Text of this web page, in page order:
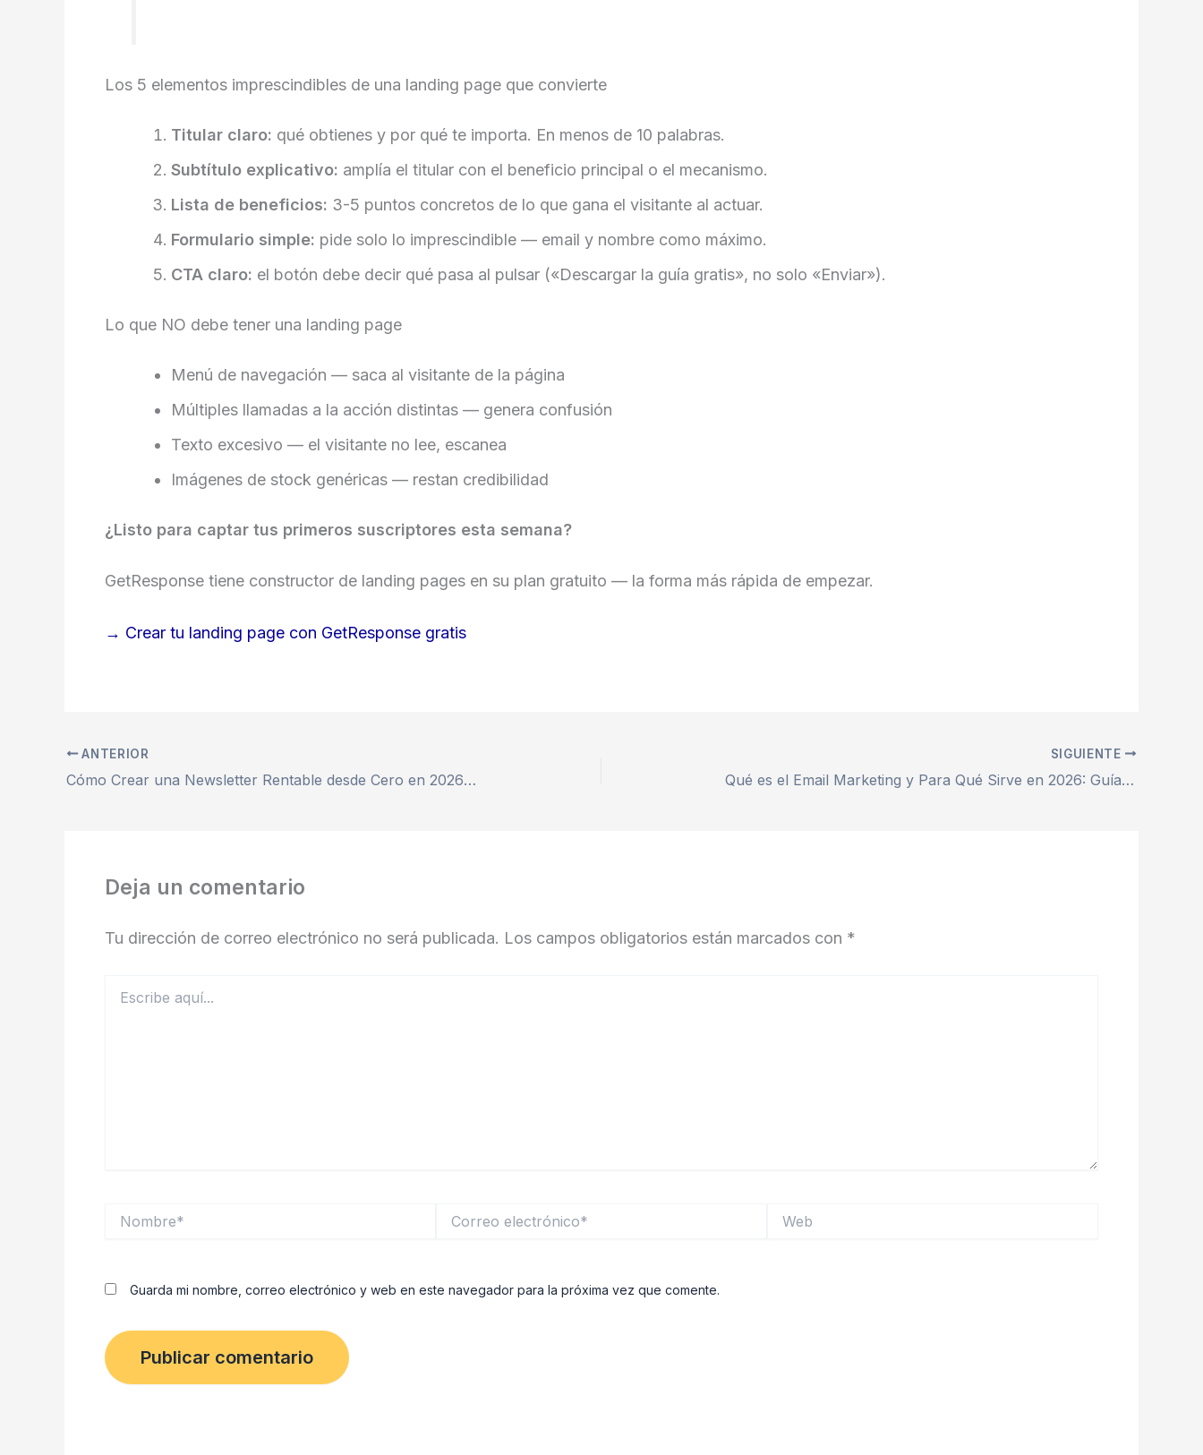
Los 5 elementos imprescindibles de una landing page que convierte
Titular claro: qué obtienes y por qué te importa. En menos de 10 palabras.
Subtítulo explicativo: amplía el titular con el beneficio principal o el mecanismo.
Lista de beneficios: 3-5 puntos concretos de lo que gana el visitante al actuar.
Formulario simple: pide solo lo imprescindible — email y nombre como máximo.
CTA claro: el botón debe decir qué pasa al pulsar («Descargar la guía gratis», no solo «Enviar»).
Lo que NO debe tener una landing page
Menú de navegación — saca al visitante de la página
Múltiples llamadas a la acción distintas — genera confusión
Texto excesivo — el visitante no lee, escanea
Imágenes de stock genéricas — restan credibilidad
¿Listo para captar tus primeros suscriptores esta semana?
GetResponse tiene constructor de landing pages en su plan gratuito — la forma más rápida de empezar.
→ Crear tu landing page con GetResponse gratis
ANTERIOR
Cómo Crear una Newsletter Rentable desde Cero en 2026: Guía Completa
SIGUIENTE
Qué es el Email Marketing y Para Qué Sirve en 2026: Guía Clara para Autónomos
Deja un comentario
Tu dirección de correo electrónico no será publicada. Los campos obligatorios están marcados con *
aquí...
electrónico*
Guarda mi nombre, correo electrónico y web en este navegador para la próxima vez que comente.